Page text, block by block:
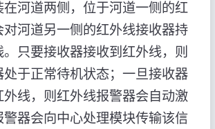
在河道两侧，位于河道一侧的红
对河道另一侧的红外线接收器持
只要接收器接收到红外线，则
于正常待机状态；一旦接收器
外线，则红外线报警器会自动激
警器会向中心处理模块传输该信